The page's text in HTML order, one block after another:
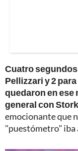
Cuatro
Pellizzari y 2
quedaron en ese
general con
emocionante que
"puestómetro" iba